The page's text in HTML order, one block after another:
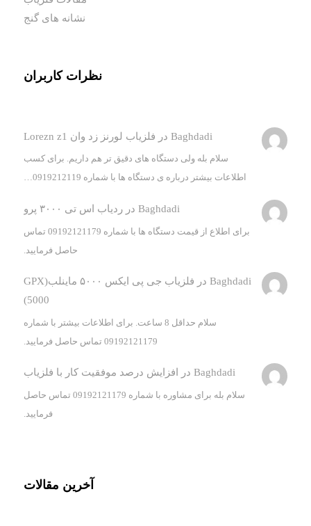
نشانه های گنج
نظرات کاربران
Baghdadi در فلزیاب لورنز زد وان Lorezn z1
سلام بله ولی دستگاه های دقیق تر هم داریم. برای کسب
اطلاعات بیشتر درباره ی دستگاه ها با شماره 0919212119…
Baghdadi درردیاب اس تی ۳۰۰۰ پرو
برای اطلاع از قیمت دستگاه ها با شماره 09192121179 تماس
حاصل فرمایید.
Baghdadi در
فلزیاب جی پی ایکس ۵۰۰۰ ماینلب(GPX
5000)
سلام حداقل 8 ساعت. برای اطلاعات بیشتر با شماره
09192121179 تماس حاصل فرمایید.
Baghdadi در افزایش درصد موفقیت کار با فلزیاب
سلام بله برای مشاوره با شماره 09192121179 تماس حاصل
فرمایید.
آخرین مقالات